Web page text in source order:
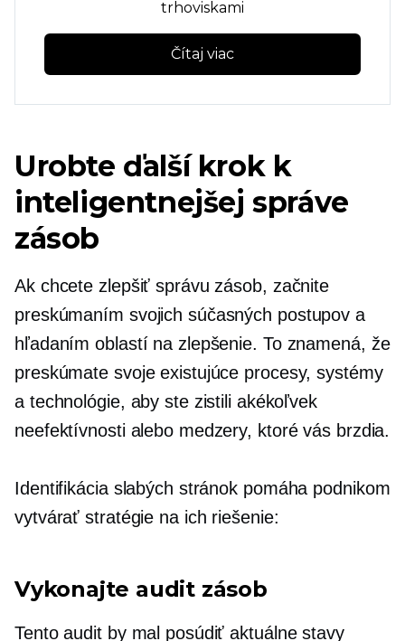
trhoviskami
Čítaj viac
Urobte ďalší krok k
inteligentnejšej správe
zásob
Ak chcete zlepšiť správu zásob, začnite
preskúmaním svojich súčasných postupov a
hľadaním oblastí na zlepšenie. To znamená, že
preskúmate svoje existujúce procesy, systémy
a technológie, aby ste zistili akékoľvek
neefektívnosti alebo medzery, ktoré vás brzdia.
Identifikácia slabých stránok pomáha podnikom
vytvárať stratégie na ich riešenie:
Vykonajte audit zásob
Tento audit by mal posúdiť aktuálne stavy